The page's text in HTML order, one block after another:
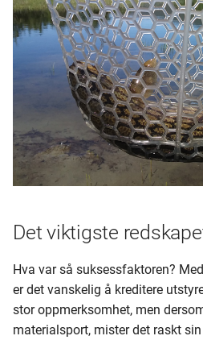
Det viktigste
Hva var så suksessfaktoren?
er det vanskelig å kreditere
stor oppmerksomhet, men
materialsport, mister det raskt